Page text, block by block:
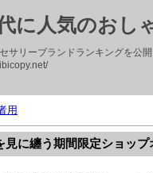
に人気のおし
サリーブランドランキングを公
用
見に纏う期間限定ショップ